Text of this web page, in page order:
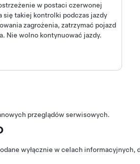
w postaci czerwonej
się takiej kontrolki podczas jazdy
zagrożenia, zatrzymać pojazd
Nie wolno kontynuować jazdy.
przeglądów serwisowych.
wyłącznie w celach informacyjnych,